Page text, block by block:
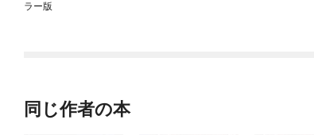
ラー版
同じ作者の本